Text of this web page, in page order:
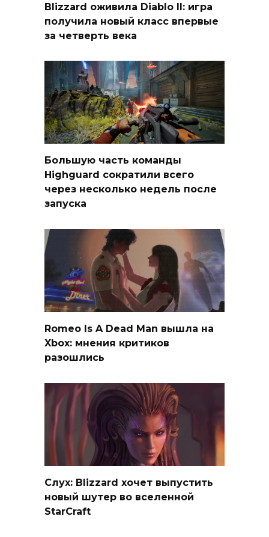
Blizzard оживила Diablo II: игра
получила новый класс впервые
за четверть века
Большую часть команды
Highguard сократили всего
через несколько недель после
запуска
Romeo Is A Dead Man вышла на
Xbox: мнения критиков
разошлись
Слух: Blizzard хочет выпустить
новый шутер во вселенной
StarCraft